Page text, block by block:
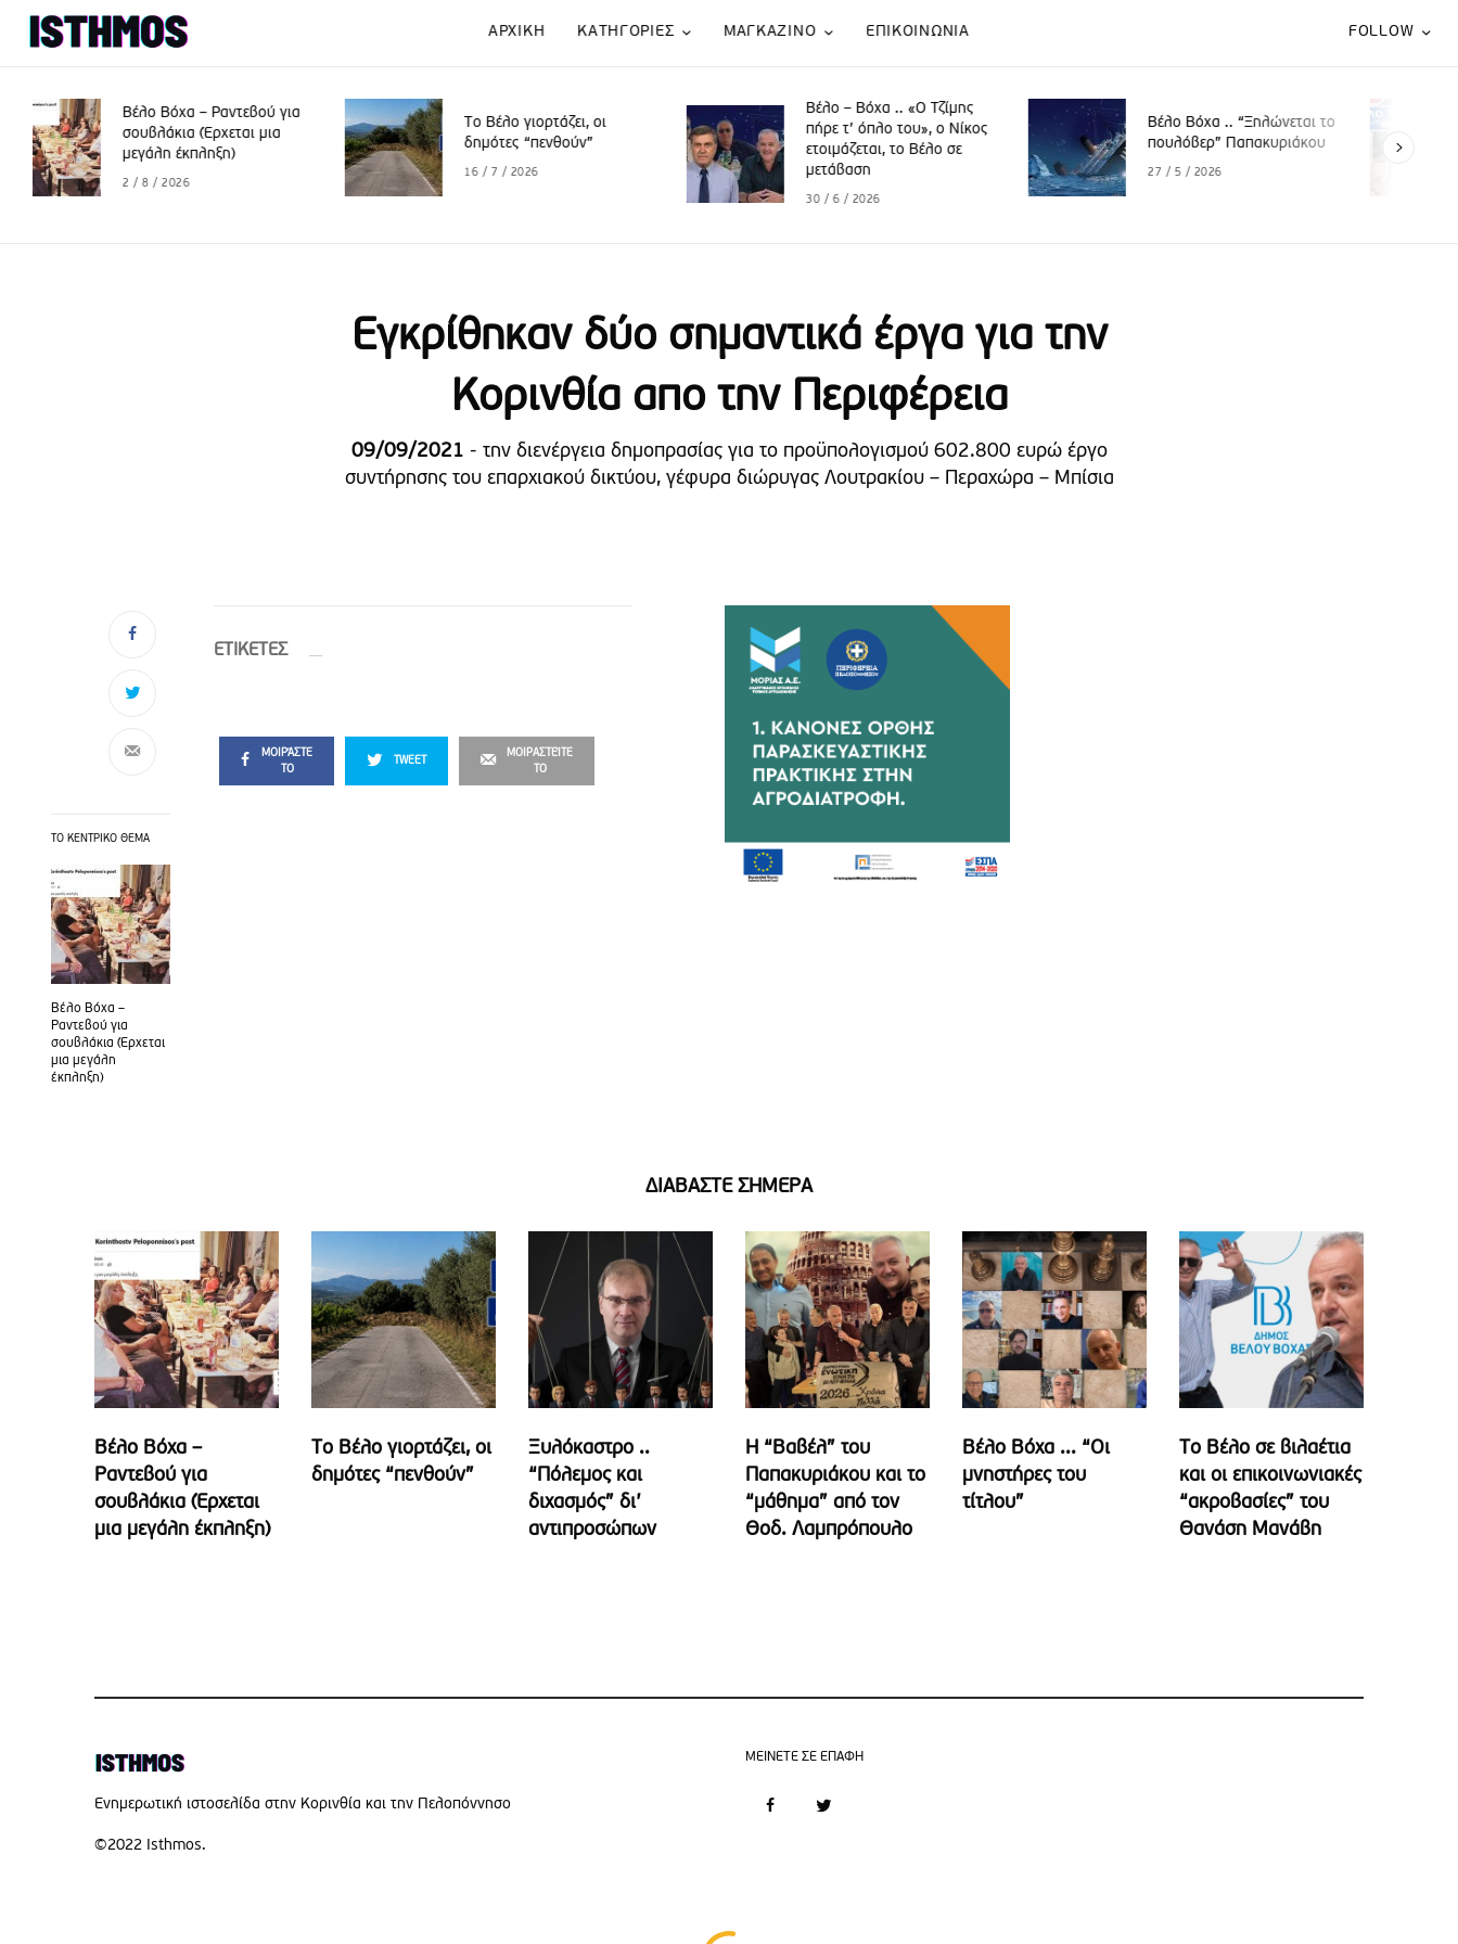
ΑΡΧΙΚΗ KATΗΓΟΡΙΕΣ ΜΑΓΚΑΖΙΝΟ ΕΠΙΚΟΙΝΩΝΙΑ FOLLOW
Το Βέλο γιορτάζει, οι
δημότες “πενθούν”
Βέλο – Βόχα .. «Ο Τζίμης
πήρε τ’ όπλο του», o Νίκος
ετοιμάζεται, το Βέλο σε
Βέλο Βόχα .. “Ξηλώνεται το
πουλόβερ” Παπακυριάκου
Βέλο Βόχα .. «Το παλαιό
πεθαίνει και το νέο περιμένει
να γεννηθεί»
Εγκρίθηκαν δύο σημαντικά έργα για την
Κορινθία απο την Περιφέρεια
09/09/2021 - την διενέργεια δημοπρασίας για το προϋπολογισμού 602.800 ευρώ έργο
συντήρησης του επαρχιακού δικτύου, γέφυρα διώρυγας Λουτρακίου – Περαχώρα – Μπίσια
ΤΟ ΚΕΝΤΡΙΚΟ ΘΕΜΑ
Βέλο Βόχα –
Ραντεβού για
σουβλάκια (Έρχεται
μια μεγάλη
έκπληξη)
ETIΚΕΤΕΣ
ΜΟΙΡΆΣΤΕ
ΤΟ
TWEET
ΜΟΙΡΑΣΤΕΊΤΕ
ΤΟ
ΔΙΑΒΑΣΤΕ ΣΗΜΕΡΑ
Βέλο Βόχα –
Ραντεβού για
σουβλάκια (Έρχεται
μια μεγάλη έκπληξη)
Το Βέλο γιορτάζει, οι
δημότες “πενθούν”
Ξυλόκαστρο ..
“Πόλεμος και
διχασμός” δι’
αντιπροσώπων
Η “Βαβέλ” του
Παπακυριάκου και το
“μάθημα” από τον
Θοδ. Λαμπρόπουλο
Βέλο Βόχα ... “Οι
μνηστήρες του
τίτλου”
Το Βέλο σε βιλαέτια
και οι επικοινωνιακές
“ακροβασίες” του
Θανάση Μανάβη
Eνημερωτική ιστοσελίδα στην Κορινθία και την Πελοπόννησο
©2022 Isthmos.
MEINETE ΣΕ ΕΠΑΦΗ